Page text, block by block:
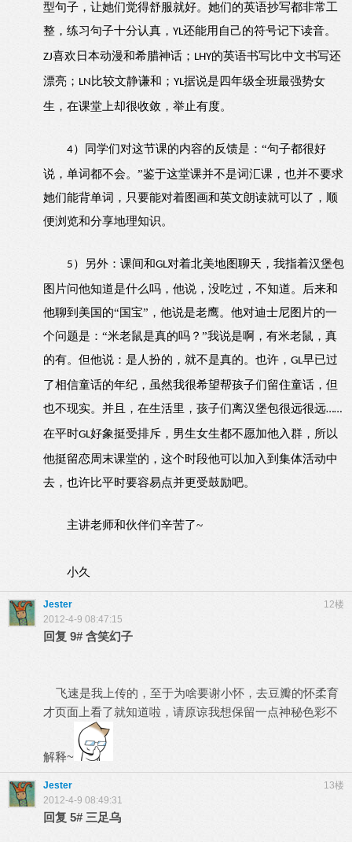
型句子，让她们觉得舒服就好。她们的英语抄写都非常工
整，练习句子十分认真， YL还能用自己的符号记下读音。
ZJ喜欢日本动漫和希腊神话； LHY的英语书写比中文书写还
漂亮； LN 比较文静谦和； YL据说是四年级全班最强势女
生，在课堂上却很收敛，举止有度。
4）
同学们对这节课的内容的反馈是：“句子都很好
说，单词都不会。”鉴于这堂课并不是词汇课，也并不要求
她们能背单词，只要能对着图画和英文朗读就可以了，顺
便浏览和分享地理知识。
5） 另外：课间和GL对着北美地图聊天，我指着汉堡包
图片问他知道是什么吗，他说，没吃过，不知道。后来和
他聊到美国的“国宝”，他说是老鹰。他对迪士尼图片的一
个问题是：“米老鼠是真的吗？”我说是啊，有米老鼠，真
的有。但他说：是人扮的，就不是真的。也许， GL早已过
了相信童话的年纪，虽然我很希望帮孩子们留住童话，但
也不现实。并且，在生活里，孩子们离汉堡包很远很远……
在平时GL好象挺受排斥，男生女生都不愿加他入群，所以
他挺留恋周末课堂的，这个时段他可以加入到集体活动中
去，也许比平时要容易点并更受鼓励吧。
主讲老师和伙伴们辛苦了~
小久
12楼
Jester
2012-4-9 08:47:15
回复 9# 含笑幻子
飞速是我上传的，至于为啥要谢小怀，去豆瓣的怀柔育
才页面上看了就知道啦，请原谅我想保留一点神秘色彩不
解释~
13楼
Jester
2012-4-9 08:49:31
回复 5# 三足乌